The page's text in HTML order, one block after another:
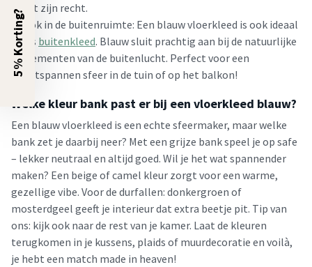
tot zijn recht.
Ook in de buitenruimte: Een blauw vloerkleed is ook ideaal
als buitenkleed. Blauw sluit prachtig aan bij de natuurlijke
elementen van de buitenlucht. Perfect voor een
ontspannen sfeer in de tuin of op het balkon!
Welke kleur bank past er bij een vloerkleed blauw?
Een blauw vloerkleed is een echte sfeermaker, maar welke
bank zet je daarbij neer? Met een grijze bank speel je op safe
– lekker neutraal en altijd goed. Wil je het wat spannender
maken? Een beige of camel kleur zorgt voor een warme,
gezellige vibe. Voor de durfallen: donkergroen of
mosterdgeel geeft je interieur dat extra beetje pit. Tip van
ons: kijk ook naar de rest van je kamer. Laat de kleuren
terugkomen in je kussens, plaids of muurdecoratie en voilà,
je hebt een match made in heaven!
5% Korting?